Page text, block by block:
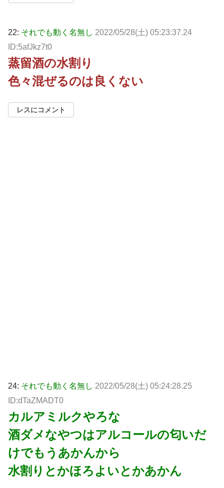
22: それでも動く名無し 2022/05/28(土) 05:23:37.24
ID:5afJkz7t0
蒸留酒の水割り
色々混ぜるのは良くない
レスにコメント
24: それでも動く名無し 2022/05/28(土) 05:24:28.25
ID:dTaZMADT0
カルアミルクやろな
酒ダメなやつはアルコールの匂いだ
けでもうあかんから
水割りとかほろよいとかあかん